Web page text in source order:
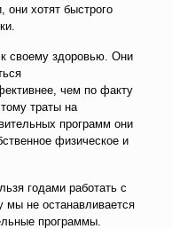
они хотят быстрого
своему здоровью. Они
чем по факту
траты на
программ они
физическое и
годами работать с
мы не останавливается
программы.